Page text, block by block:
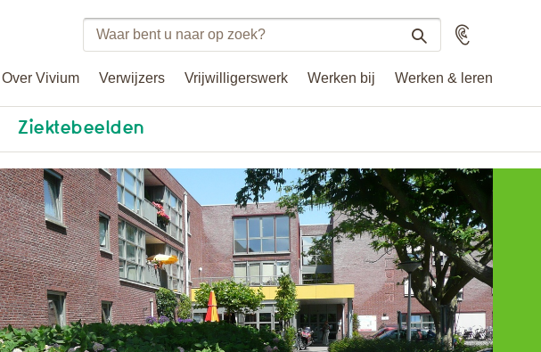
Ziektebeelden
Over Vivium Verwijzers Vrijwilligerswerk Werken bij Werken & leren
Zoeken
binnen
vivium.nl
Voorlezen